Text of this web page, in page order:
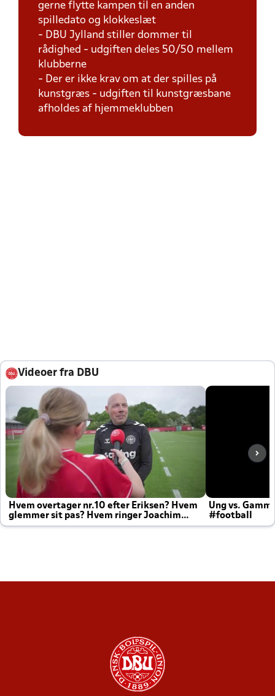
gerne flytte kampen til en anden
spilledato og klokkeslæt
- DBU Jylland stiller dommer til
rådighed - udgiften deles 50/50 mellem
klubberne
- Der er ikke krav om at der spilles på
kunstgræs - udgiften til kunstgræsbane
afholdes af hjemmeklubben
Videoer fra DBU
Hvem overtager nr.10 efter Eriksen? Hvem
glemmer sit pas? Hvem ringer Joachim
altid til efter kampe?
Ung vs.
#football